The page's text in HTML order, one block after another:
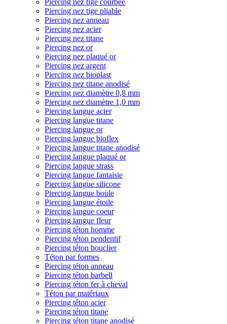
Piercing nez tige courbée
Piercing nez tige pliable
Piercing nez anneau
Piercing nez acier
Piercing nez titane
Piercing nez or
Piercing nez plaqué or
Piercing nez argent
Piercing nez bioplast
Piercing nez titane anodisé
Piercing nez diamètre 0,8 mm
Piercing nez diamètre 1,0 mm
Piercing langue acier
Piercing langue titane
Piercing langue or
Piercing langue bioflex
Piercing langue titane anodisé
Piercing langue plaqué or
Piercing langue strass
Piercing langue fantaisie
Piercing langue silicone
Piercing langue boule
Piercing langue étoile
Piercing langue coeur
Piercing langue fleur
Piercing téton homme
Piercing téton pendentif
Piercing téton bouclier
Téton par formes
Piercing téton anneau
Piercing téton barbell
Piercing téton fer à cheval
Téton par matériaux
Piercing téton acier
Piercing téton titane
Piercing téton titane anodisé